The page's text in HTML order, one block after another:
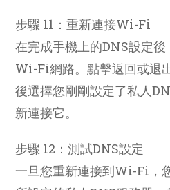
步驟 11：重新連接Wi-Fi
在完成手機上的DNS設定
Wi-Fi網路。點擊返回或退
後選擇您剛剛設定了私人
新連接它。
步驟 12：測試DNS設定
一旦您重新連接到Wi-Fi，